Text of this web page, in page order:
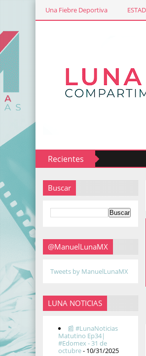
Una Fiebre Deportiva
Recientes
Buscar
@ManuelLunaMX
Tweets by ManuelLunaMX
LUNA NOTICIAS
📰 #LunaNoticias
Matutino Ep34|
#Edomex - 31 de
octubre- 10/31/2025